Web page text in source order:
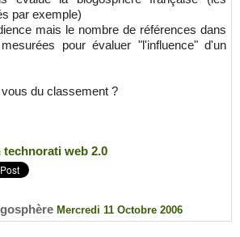
par exemple)
mais le nombre de références dans
pour évaluer "l'influence" d'un
du classement ?
technorati web 2.0
Mercredi 11 Octobre 2006